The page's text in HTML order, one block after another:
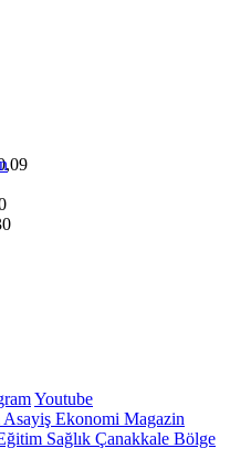
Youtube
Asayiş Ekonomi Magazin
Sağlık Çanakkale Bölge